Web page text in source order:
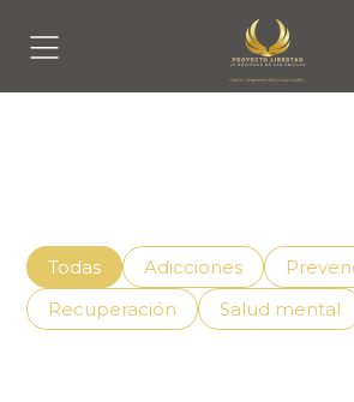
Todas Adicciones
Recuperación
Salud mental